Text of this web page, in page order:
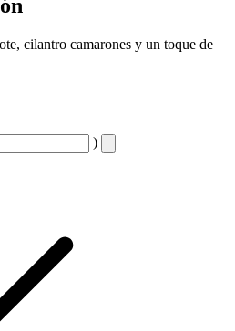
cilantro camarones y un toque de
)